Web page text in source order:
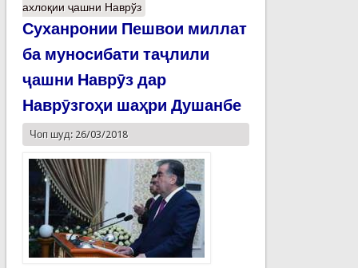
ахлоқии ҷашни Наврўз
Суханронии Пешвои миллат
ба муносибати таҷлили
ҷашни Наврӯз дар
Наврӯзгоҳи шаҳри Душанбе
Чоп шуд: 26/03/2018